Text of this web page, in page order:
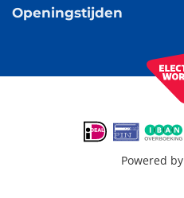
Openingstijden
Powered by